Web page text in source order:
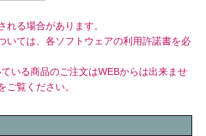
れる場合があります。
いては、各ソフトウェアの利用許諾書を必
いる商品のご注文はWEBからは出来ませ
ご覧ください。